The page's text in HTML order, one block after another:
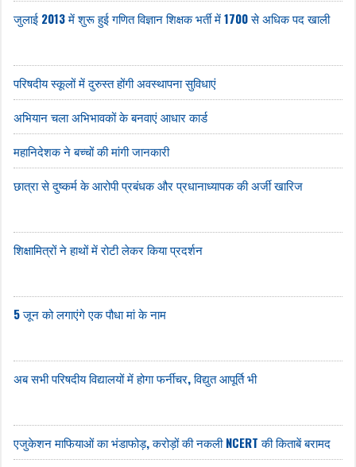
जुलाई 2013 में शुरू हुई गणित विज्ञान शिक्षक भर्ती में 1700 से अधिक पद खाली
परिषदीय स्कूलों में दुरुस्त होंगी अवस्थापना सुविधाएं
अभियान चला अभिभावकों के बनवाएं आधार कार्ड
महानिदेशक ने बच्चों की मांगी जानकारी
छात्रा से दुष्कर्म के आरोपी प्रबंधक और प्रधानाध्यापक की अर्जी खारिज
शिक्षामित्रों ने हाथों में रोटी लेकर किया प्रदर्शन
5 जून को लगाएंगे एक पौधा मां के नाम
अब सभी परिषदीय विद्यालयों में होगा फर्नीचर, विद्युत आपूर्ति भी
एजुकेशन माफियाओं का भंडाफोड़, करोड़ों की नकली NCERT की किताबें बरामद